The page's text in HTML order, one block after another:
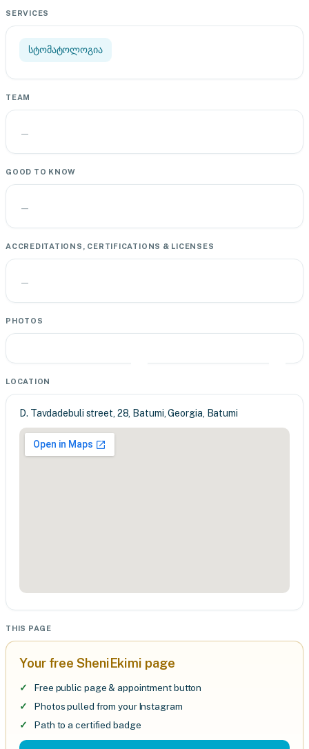
SERVICES
სტომატოლოგია
TEAM
—
GOOD TO KNOW
—
ACCREDITATIONS, CERTIFICATIONS & LICENSES
—
PHOTOS
LOCATION
D. Tavdadebuli street, 28, Batumi, Georgia, Batumi
THIS PAGE
Your free SheniEkimi page
Free public page & appointment button
Photos pulled from your Instagram
Path to a certified badge